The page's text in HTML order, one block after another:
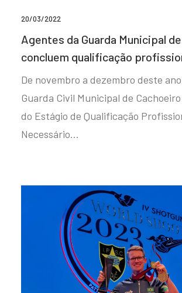
20/03/2022
Agentes da Guarda Municipal
concluem qualificação
De novembro a dezembro deste
Guarda Civil Municipal de
do Estágio de Qualificação
Necessário…